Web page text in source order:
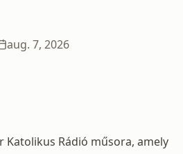
aug. 7, 2026
Katolikus Rádió műsora, amely